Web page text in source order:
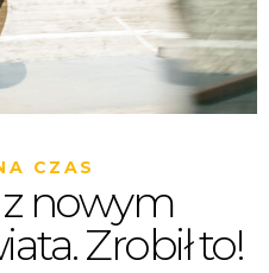
CZAS
nowym
Zrobił to!